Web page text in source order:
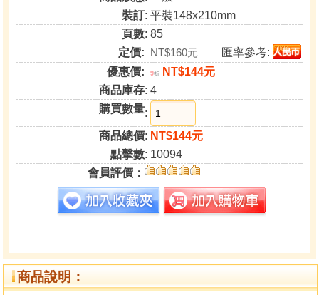
裝訂: 平裝148x210mm
頁數: 85
定價: NT$160元
匯率參考:
優惠價:
9折
NT$144元
商品庫存: 4
購買數量:
商品總價: NT$144元
點擊數: 10094
會員評價：
商品說明：